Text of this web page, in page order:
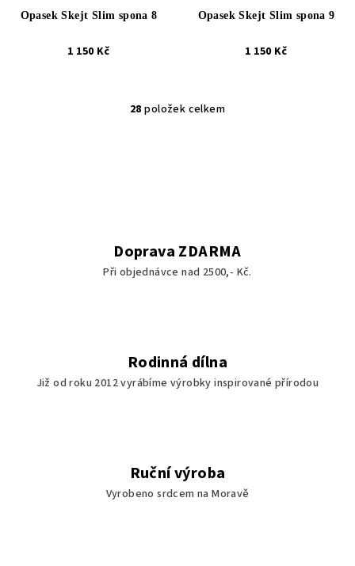
Opasek Skejt Slim spona 8
1 150 Kč
Opasek Skejt Slim spona 9
1 150 Kč
O
í
p
r
v
ý
p
28 položek celkem
Doprava ZDARMA
Při objednávce nad 2500,- Kč.
Rodinná dílna
Již od roku 2012 vyrábíme výrobky inspirované přírodou
Ruční výroba
Vyrobeno srdcem na Moravě